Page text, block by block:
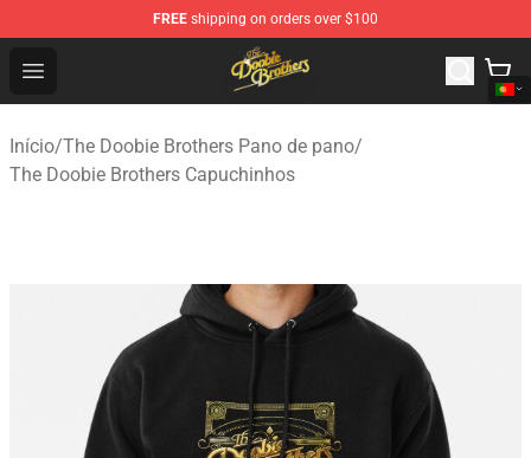
FREE shipping on orders over $100
Open menu
The Doobie Brothers Store - Official The Doobie
Início/The Doobie Brothers Pano de pano/
The Doobie Brothers Capuchinhos